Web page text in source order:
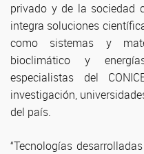
privado y de la sociedad
integra soluciones
como sistemas y
bioclimático y
especialistas del
investigación,
del país.
“Tecnologías